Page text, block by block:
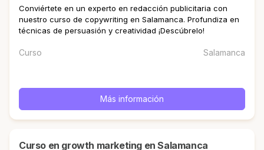
Conviértete en un experto en redacción publicitaria con
nuestro curso de copywriting en Salamanca. Profundiza en
técnicas de persuasión y creatividad ¡Descúbrelo!
Curso Salamanca
Más información
curso en growth marketing en Salamanca